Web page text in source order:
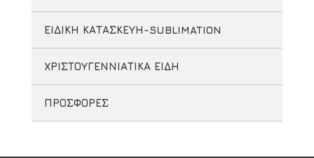
ΕΙΔΙΚΗ ΚΑΤΑΣΚΕΥΗ-SUBLIMATION
ΧΡΙΣΤΟΥΓΕΝΝΙΑΤΙΚΑ ΕΙΔΗ
ΠΡΟΣΦΟΡΕΣ